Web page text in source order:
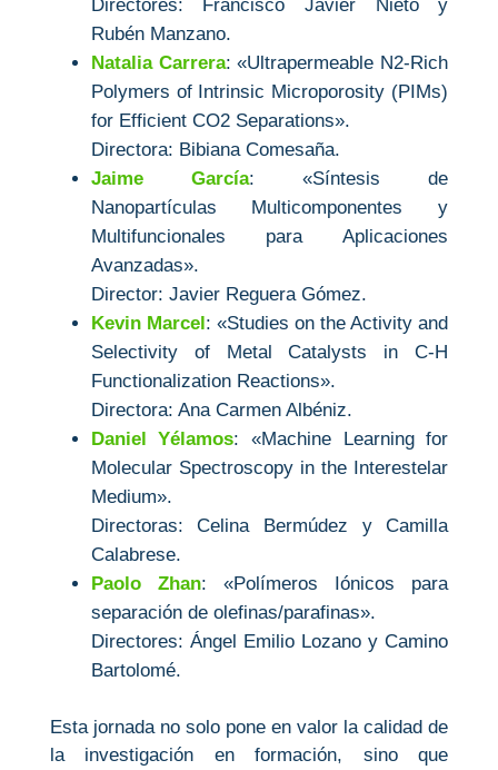
Directores: Francisco Javier Nieto y
Rubén Manzano.
Natalia Carrera: «Ultrapermeable N2-Rich
Polymers of Intrinsic Microporosity (PIMs)
for Efficient CO2 Separations».
Directora: Bibiana Comesaña.
Jaime García: «Síntesis de
Nanopartículas Multicomponentes y
Multifuncionales para Aplicaciones
Avanzadas».
Director: Javier Reguera Gómez.
Kevin Marcel: «Studies on the Activity and
Selectivity of Metal Catalysts in C-H
Functionalization Reactions».
Directora: Ana Carmen Albéniz.
Daniel Yélamos: «Machine Learning for
Molecular Spectroscopy in the Interestelar
Medium».
Directoras: Celina Bermúdez y Camilla
Calabrese.
Paolo Zhan: «Polímeros Iónicos para
separación de olefinas/parafinas».
Directores: Ángel Emilio Lozano y Camino
Bartolomé.
Esta jornada no solo pone en valor la calidad de
la investigación en formación, sino que